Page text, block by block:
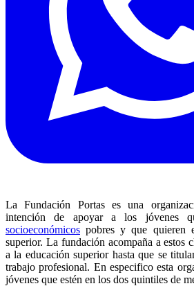
La Fundación Portas es una
intención de apoyar a los jóvenes
socioeconómicos pobres y que quieren
superior. La fundación acompaña a estos
a la educación superior hasta que se
trabajo profesional. En especifico esta
jóvenes que estén en los dos quintiles de